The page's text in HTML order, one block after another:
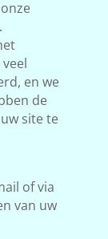
en we
de
site te
of via
van uw